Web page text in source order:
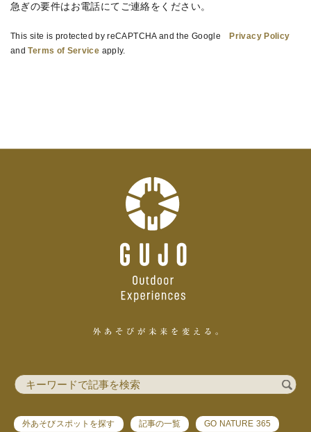
急ぎの要件はお電話にてご連絡をください。
This site is protected by reCAPTCHA and the Google
Privacy Policy
andTerms of Service apply.
外あそびスポットを探す 記事の一覧 GO NATURE 365